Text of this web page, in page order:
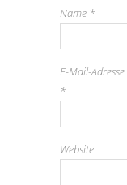
Name *
E-Mail-Adresse
*
Website